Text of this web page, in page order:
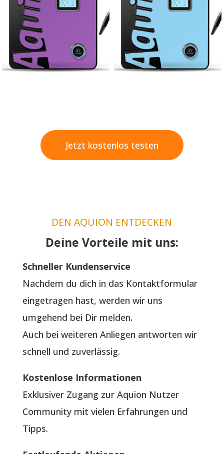
Jetzt kostenlos testen
DEN AQUION ENTDECKEN
Deine Vorteile mit uns:
Schneller Kundenservice
Nachdem du dich in das Kontaktformular
eingetragen hast, werden wir uns
umgehend bei Dir melden.
Auch bei weiteren Anliegen antworten wir
schnell und zuverlässig.
Kostenlose Informationen
Exklusiver Zugang zur Aquion Nutzer
Community mit vielen Erfahrungen und
Tipps.